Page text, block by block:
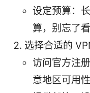
设定预算：
算，别忘了看
选择合适的
访问官方注
意地区可用性